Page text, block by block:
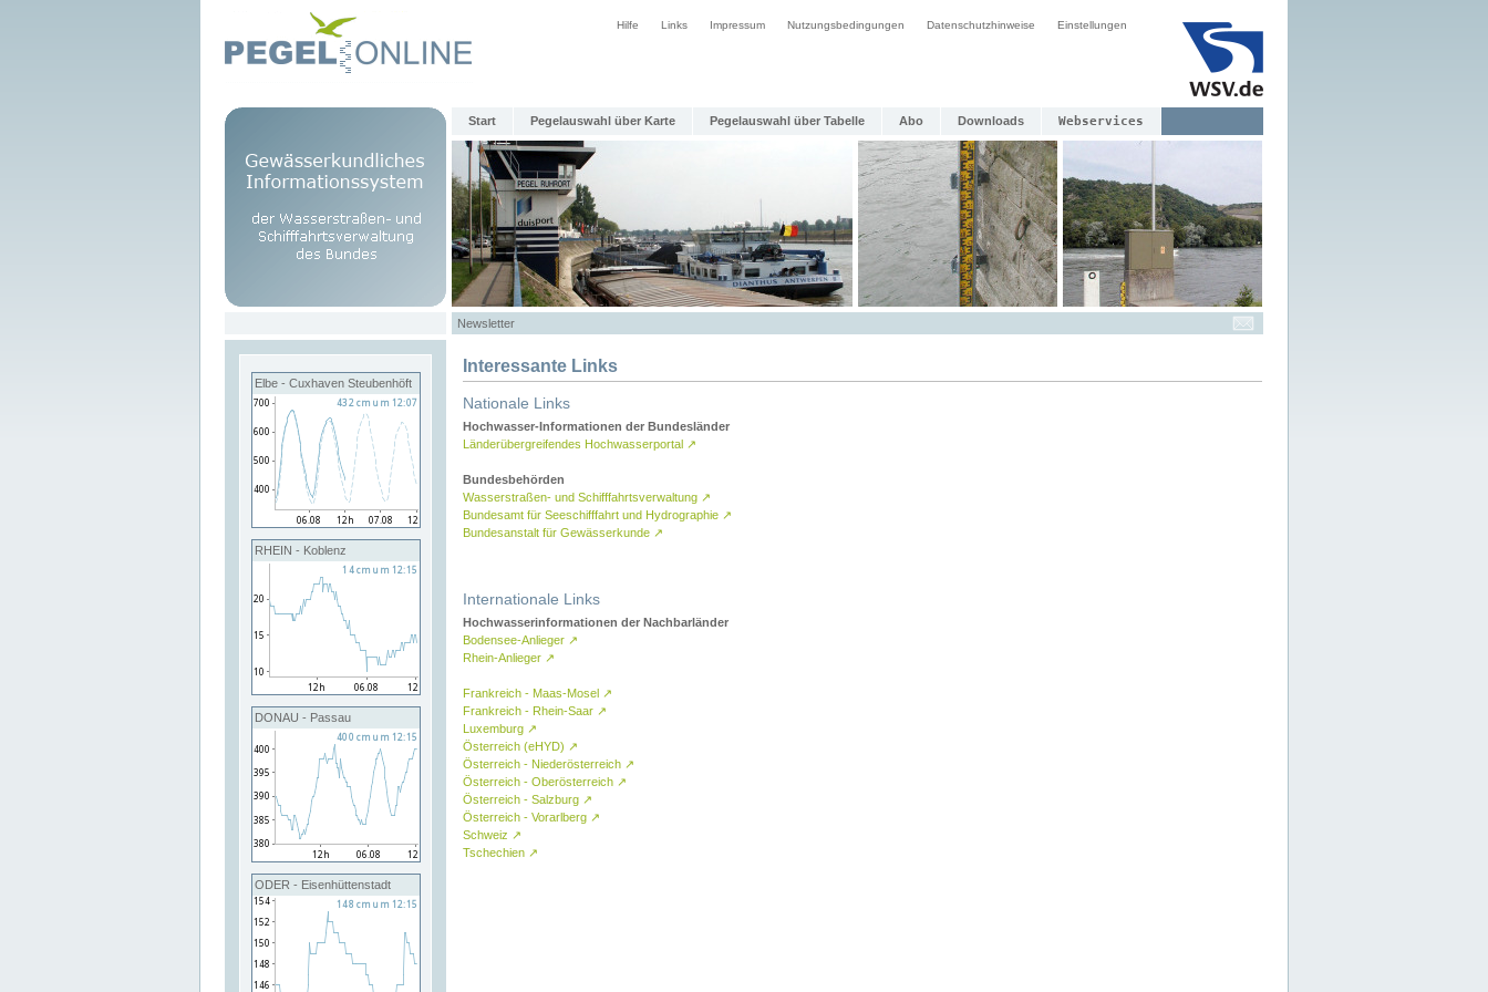
Hilfe Links Impressum Nutzungsbedingungen Datenschutzhinweise Einstellungen
Start Pegelauswahl über Karte Pegelauswahl über Tabelle Abo Downloads Webservices
Newsletter
Elbe - Cuxhaven Steubenhöft
RHEIN - Koblenz
DONAU - Passau
ODER - Eisenhüttenstadt
Interessante Links
Nationale Links
Hochwasser-Informationen der Bundesländer
Länderübergreifendes Hochwasserportal ↗
Bundesbehörden
Wasserstraßen- und Schifffahrtsverwaltung ↗
Bundesamt für Seeschifffahrt und Hydrographie ↗
Bundesanstalt für Gewässerkunde ↗
Internationale Links
Hochwasserinformationen der Nachbarländer
Bodensee-Anlieger ↗
Rhein-Anlieger ↗
Frankreich - Maas-Mosel ↗
Frankreich - Rhein-Saar ↗
Luxemburg ↗
Österreich (eHYD) ↗
Österreich - Niederösterreich ↗
Österreich - Oberösterreich ↗
Österreich - Salzburg ↗
Österreich - Vorarlberg ↗
Schweiz ↗
Tschechien ↗